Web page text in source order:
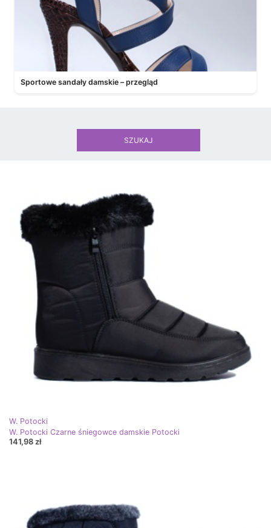
Sportowe sandały damskie – przegląd
W. Potocki
W. Potocki Czarne śniegowce damskie Potocki
141,98 zł
SZUKAJ